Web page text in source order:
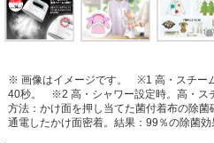
※ 画像はイメージです。
※1 高・スチー
40秒。
※2 高・シャワー設定時。高・ス
方法：かけ面を押し当てた菌付着布の除
通電したかけ面密着。結果：99％の除菌効